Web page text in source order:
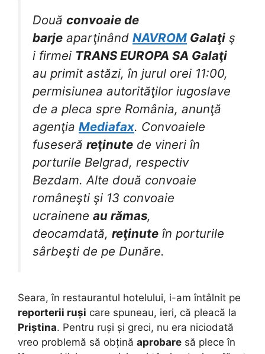
Două convoaie de
barje aparţinând NAVROM Galaţi ş
i firmei TRANS EUROPA SA Galaţi
au primit astăzi, în jurul orei 11:00,
permisiunea autorităţilor iugoslave
de a pleca spre România, anunţă
agenţia Mediafax. Convoaiele
fuseseră reţinute de vineri în
porturile Belgrad, respectiv
Bezdam. Alte două convoaie
româneşti şi 13 convoaie
ucrainene au rămas,
deocamdată, reţinute în porturile
sârbeşti de pe Dunăre.
Seara, în restaurantul hotelului, i-am întâlnit pe
reporterii ruși care spuneau, ieri, că pleacă la
Priștina. Pentru ruși și greci, nu era niciodată
vreo problemă să obțină aprobare să plece în